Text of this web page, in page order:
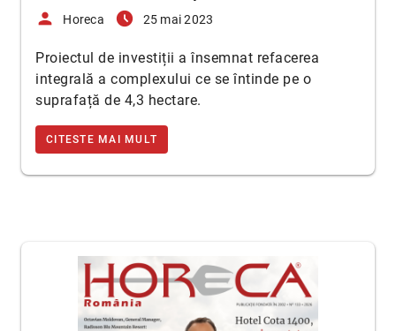
person Horeca access_time_filled 25 mai 2023
Proiectul de investiții a însemnat refacerea
integrală a complexului ce se întinde pe o
suprafață de 4,3 hectare.
CITESTE MAI MULT